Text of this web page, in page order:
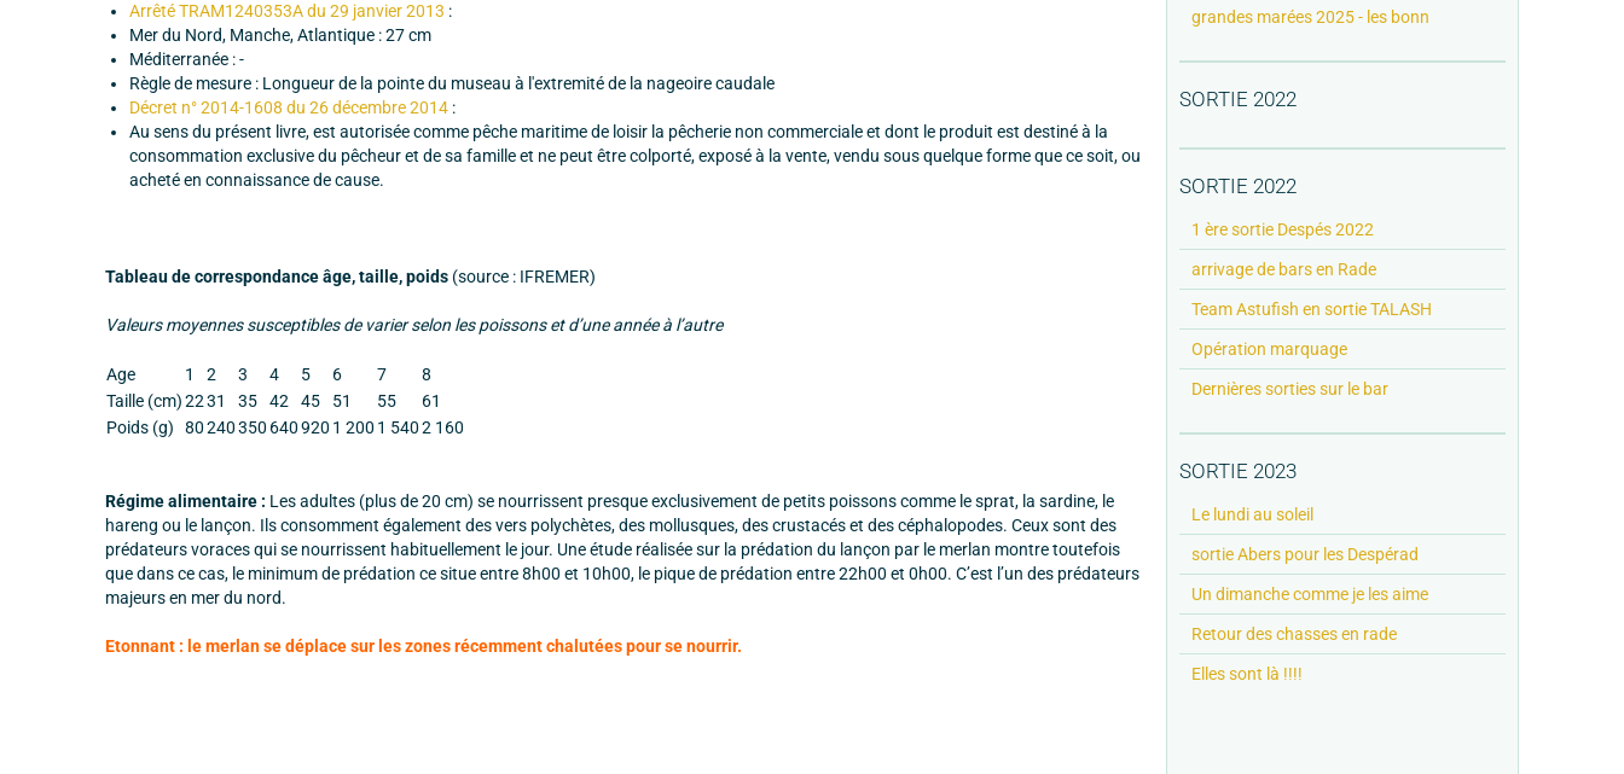
Arrêté TRAM1240353A du 29 janvier 2013 :
Mer du Nord, Manche, Atlantique : 27 cm
Méditerranée : -
Règle de mesure : Longueur de la pointe du museau à l'extremité de la nageoire caudale
Décret n° 2014-1608 du 26 décembre 2014 :
Au sens du présent livre, est autorisée comme pêche maritime de loisir la pêcherie non commerciale et dont le produit est destiné à la
consommation exclusive du pêcheur et de sa famille et ne peut être colporté, exposé à la vente, vendu sous quelque forme que ce soit, ou
acheté en connaissance de cause.
Tableau de correspondance âge, taille, poids (source : IFREMER)
Valeurs moyennes susceptibles de varier selon les poissons et d’une année à l’autre
Age 1 2 3 4 5 6 7
8
Taille (cm)2231 35 42 45 51 55
61
Poids (g)
80240350 640920 1 200 1 5402 160
Régime alimentaire : Les adultes (plus de 20 cm) se nourrissent presque exclusivement de petits poissons comme le sprat, la sardine, le
hareng ou le lançon. Ils consomment également des vers polychètes, des mollusques, des crustacés et des céphalopodes. Ceux sont des
prédateurs voraces qui se nourrissent habituellement le jour. Une étude réalisée sur la prédation du lançon par le merlan montre toutefois
que dans ce cas, le minimum de prédation ce situe entre 8h00 et 10h00, le pique de prédation entre 22h00 et 0h00. C’est l’un des prédateurs
majeurs en mer du nord.
Etonnant : le merlan se déplace sur les zones récemment chalutées pour se nourrir.
grandes marées 2025 - les bonn
SORTIE 2022
SORTIE 2022
1 ère sortie Despés 2022
arrivage de bars en Rade
Team Astufish en sortie TALASH
Opération marquage
Dernières sorties sur le bar
SORTIE 2023
Le lundi au soleil
sortie Abers pour les Despérad
Un dimanche comme je les aime
Retour des chasses en rade
Elles sont là !!!!